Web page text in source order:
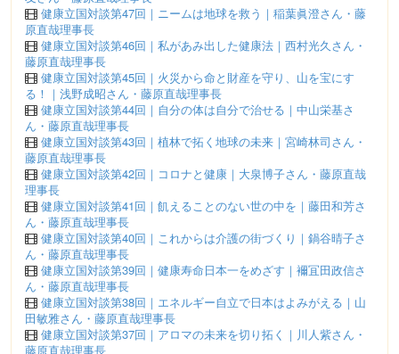
健康立国対談第47回｜ニームは地球を救う｜稲葉眞澄さん・藤
原直哉理事長
健康立国対談第46回｜私があみ出した健康法｜西村光久さん・
藤原直哉理事長
健康立国対談第45回｜火災から命と財産を守り、山を宝にす
る！｜浅野成昭さん・藤原直哉理事長
健康立国対談第44回｜自分の体は自分で治せる｜中山栄基さ
ん・藤原直哉理事長
健康立国対談第43回｜植林で拓く地球の未来｜宮崎林司さん・
藤原直哉理事長
健康立国対談第42回｜コロナと健康｜大泉博子さん・藤原直哉
理事長
健康立国対談第41回｜飢えることのない世の中を｜藤田和芳さ
ん・藤原直哉理事長
健康立国対談第40回｜これからは介護の街づくり｜鍋谷晴子さ
ん・藤原直哉理事長
健康立国対談第39回｜健康寿命日本一をめざす｜襧冝田政信さ
ん・藤原直哉理事長
健康立国対談第38回｜エネルギー自立で日本はよみがえる｜山
田敏雅さん・藤原直哉理事長
健康立国対談第37回｜アロマの未来を切り拓く｜川人紫さん・
藤原直哉理事長